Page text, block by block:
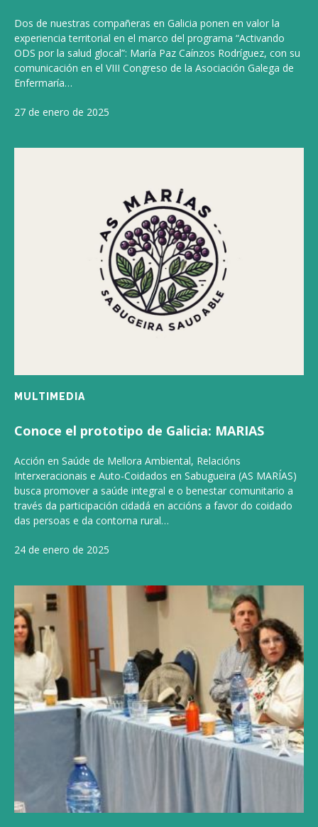
Dos de nuestras compañeras en Galicia ponen en valor la
experiencia territorial en el marco del programa “Activando
ODS por la salud glocal”: María Paz Caínzos Rodríguez, con su
comunicación en el VIII Congreso de la Asociación Galega de
Enfermaría…
27 de enero de 2025
MULTIMEDIA
Conoce el prototipo de Galicia: MARIAS
Acción en Saúde de Mellora Ambiental, Relacións
Interxeracionais e Auto-Coidados en Sabugueira (AS MARÍAS)
busca promover a saúde integral e o benestar comunitario a
través da participación cidadá en accións a favor do coidado
das persoas e da contorna rural…
24 de enero de 2025